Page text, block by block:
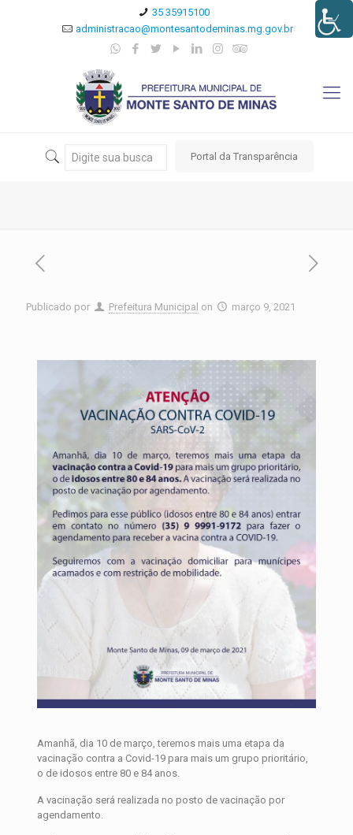
35 35915100
administracao@montesantodeminas.mg.gov.br
Portal da Transparência
Publicado por Prefeitura Municipal on março 9, 2021
Amanhã, dia 10 de março, teremos mais uma etapa da
vacinação contra a Covid-19 para mais um grupo prioritário,
o de idosos entre 80 e 84 anos.
A vacinação será realizada no posto de vacinação por
agendamento.